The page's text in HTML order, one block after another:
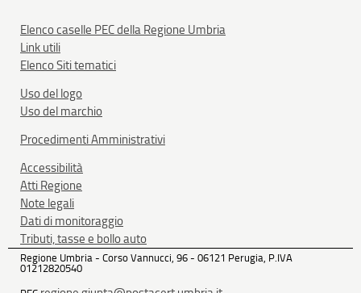
Elenco caselle PEC della Regione Umbria
Link utili
Elenco Siti tematici
Uso del logo
Uso del marchio
Procedimenti Amministrativi
Accessibilità
Atti Regione
Note legali
Dati di monitoraggio
Tributi, tasse e bollo auto
Regione Umbria - Corso Vannucci, 96 - 06121 Perugia, P.IVA
01212820540